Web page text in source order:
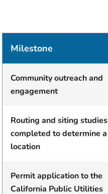
Milestone
Community outreach and
engagement
Routing and siting studies
completed to determine a
location
Permit application to the
California Public Utilities